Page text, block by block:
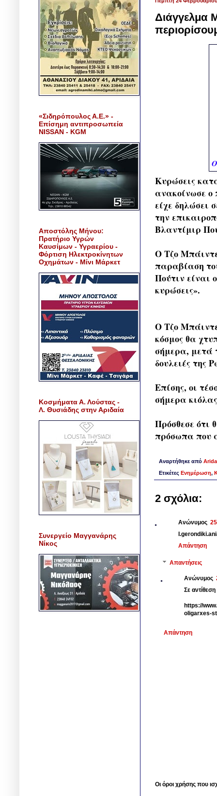
Διάγγελμα
Κυρώσεις
ανακοίνωσε ο
είχε δηλώσει
την
Βλαντίμιρ
Ο Τζο
παραβίαση
Πούτιν είναι
κυρώσεις».
Ο Τζο
κόσμος θα
σήμερα, μετά
δουλειές της
Επίσης, οι
σήμερα
Πρόσθεσε ότι
πρόσωπα που
Αναρτήθηκε από
Ετικέτες Ενημέρωση,
2 σχόλια:
Ανώνυμος
Απάντηση
Απαντήσεις
Ανώνυμος
Σε
https://
oligarxes-
Απάντηση
Οι όροι χρήσης που
«Σιδηρόπουλος Α.Ε.» -
Επίσημη αντιπροσωπεία
NISSAN - KGM
Αποστόλης Μήνου:
Πρατήριο Υγρών
Καυσίμων - Υγραερίου -
Φόρτιση Ηλεκτροκίνητων
Οχημάτων - Μίνι Μάρκετ
Κοσμήματα Α. Λούστας -
Λ. Θυσιάδης στην Αριδαία
Συνεργείο Μαγγανάρης
Νίκος